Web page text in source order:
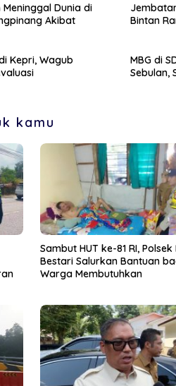
Dunia di
Akibat
Bintan
Kepri, Wagub
MBG di
Sebulan,
kamu
Sambut HUT ke-81 RI, Polsek
Bestari Salurkan Bantuan
Warga Membutuhkan